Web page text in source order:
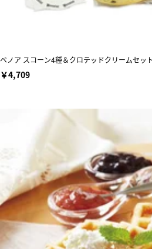
ベノア スコーン4種＆クロテッドクリームセット
￥4,709